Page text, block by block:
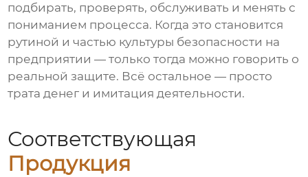
подбирать, проверять, обслуживать и менять с
пониманием процесса. Когда это становится
рутиной и частью культуры безопасности на
предприятии — только тогда можно говорить о
реальной защите. Всё остальное — просто
трата денег и имитация деятельности.
Соответствующая
Продукция